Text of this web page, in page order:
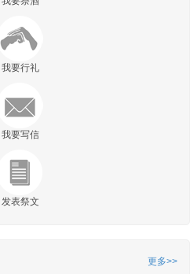
我要行礼
我要写信
发表祭文
更多>>